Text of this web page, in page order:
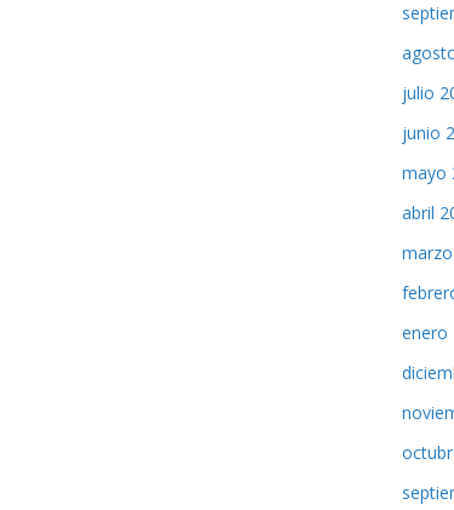
julio
junio
mayo
abril
enero